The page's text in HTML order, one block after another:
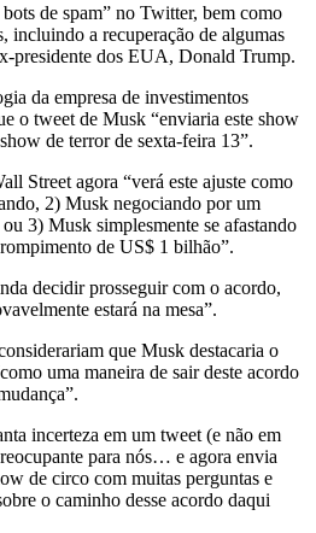
de spam” no Twitter, bem como
incluindo a recuperação de algumas
presidente dos EUA, Donald Trump.
da empresa de investimentos
o tweet de Musk “enviaria este show
de terror de sexta-feira 13”.
Street agora “verá este ajuste como
2) Musk negociando por um
3) Musk simplesmente se afastando
de US$ 1 bilhão”.
decidir prosseguir com o acordo,
estará na mesa”.
que Musk destacaria o
uma maneira de sair deste acordo
incerteza em um tweet (e não em
para nós… e agora envia
de circo com muitas perguntas e
o caminho desse acordo daqui